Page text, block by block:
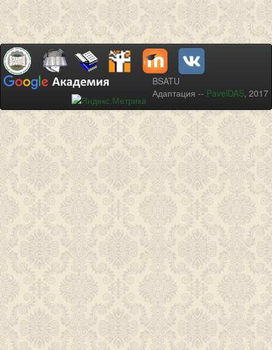
BSATU
Адаптация -- PavelDAS, 2017